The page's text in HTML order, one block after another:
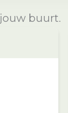
buurt.